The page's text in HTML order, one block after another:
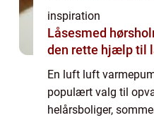
inspiration
Låsesmed hørsholm sådan
den rette hjælp til
En luft luft
populært valg til
helårsboliger,